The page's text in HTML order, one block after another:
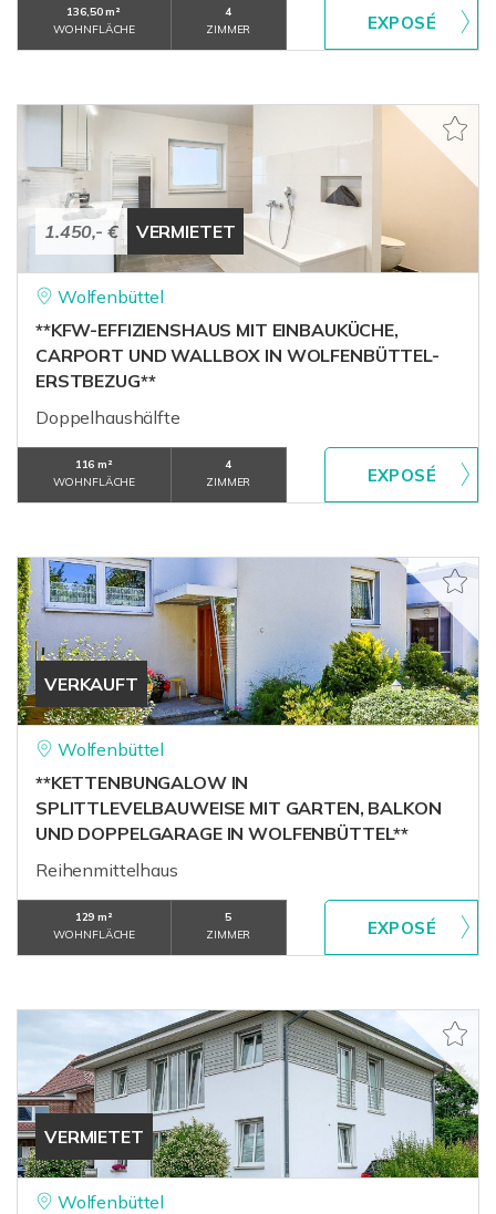
136,50 m²
WOHNFLÄCHE
4
ZIMMER
1.450,- € VERMIETET
Wolfenbüttel
**KFW-EFFIZIENSHAUS MIT EINBAUKÜCHE,
CARPORT UND WALLBOX IN WOLFENBÜTTEL-
ERSTBEZUG**
Doppelhaushälfte
116 m²
WOHNFLÄCHE
4
ZIMMER
VERKAUFT
Wolfenbüttel
**KETTENBUNGALOW IN
SPLITTLEVELBAUWEISE MIT GARTEN, BALKON
UND DOPPELGARAGE IN WOLFENBÜTTEL**
Reihenmittelhaus
129 m²
WOHNFLÄCHE
5
ZIMMER
VERMIETET
Wolfenbüttel